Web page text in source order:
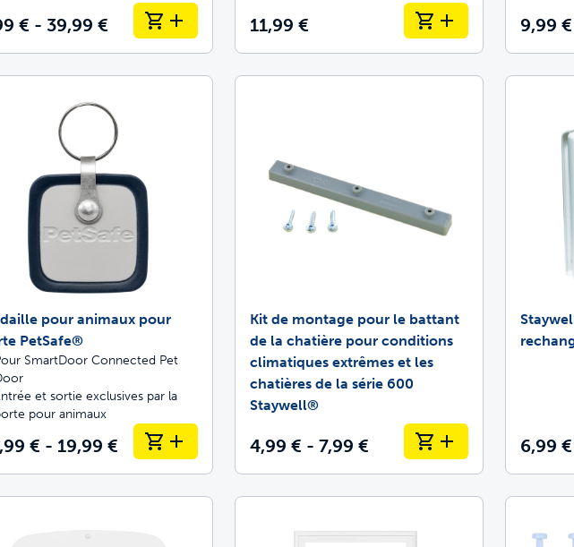
€ - 39,99 € 11,99 € 9,99
pour animaux pour
PetSafe®
SmartDoor Connected Pet
et sortie exclusives par la
pour animaux
€ - 19,99 €
Kit de montage pour le battant
de la chatière pour conditions
climatiques extrêmes et les
chatières de la série 600
Staywell®
4,99 € - 7,99 € 6,99